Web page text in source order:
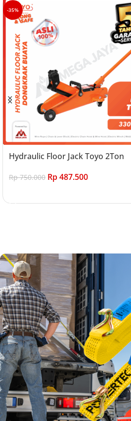
-35%
Hydraulic Floor Jack Toyo 2Ton
Rp750.000 Rp487.500